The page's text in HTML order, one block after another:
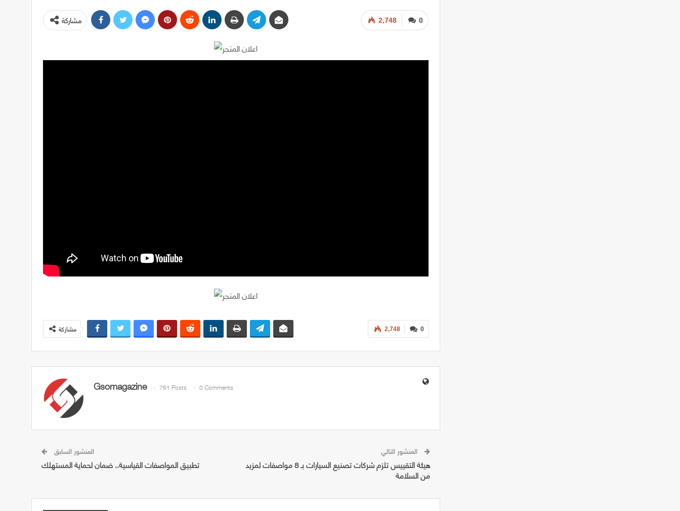
0
2,748 مشاركة
0
2,748 مشاركة
Gsomagazine 761 Posts 0 Comments
المنشور السابق
تطبيق المواصفات القياسية.. ضمان لحماية المستهلك
المنشور التالي
هيئة التقييس تلزم شركات تصنيع السيارات بـ 8 مواصفات لمزيد
من السلامة